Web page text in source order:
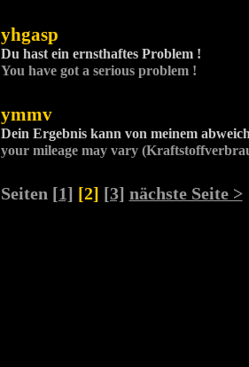
yhgasp
Du hast ein ernsthaftes Problem !
You have got a serious problem !
ymmv
Dein Ergebnis kann von meinem
your mileage may vary
Seiten [1] [2] [3] nächste Seite >